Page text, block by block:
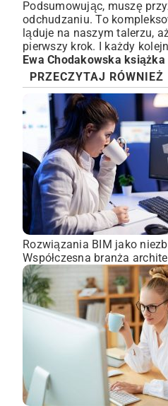
Podsumowując, muszę
odchudzaniu. To
ląduje na naszym talerzu,
pierwszy krok. I każdy
Ewa Chodakowska
PRZECZYTAJ RÓWNIEŻ
Rozwiązania BIM jako
Współczesna branża